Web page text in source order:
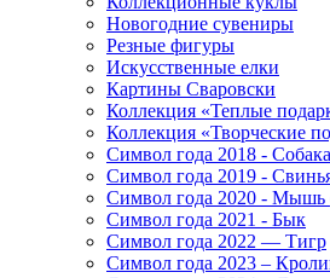
Новогодние сувениры
Резные фигуры
Искусственные елки
Картины Сваровски
Коллекция «Теплые
Коллекция «Творческие
Символ года 2018 - Собака
Символ года 2019 -
Символ года 2020 - Мышь
Символ года 2021 - Бык
Символ года 2022 — Тигр
Символ года 2023 –